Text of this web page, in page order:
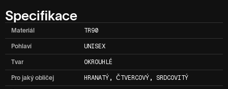
Specifikace
Materiál TR90
Pohlaví UNISEX
Tvar OKROUHLÉ
Pro jaký obličej HRANATÝ, ČTVERCOVÝ, SRDCOVITÝ